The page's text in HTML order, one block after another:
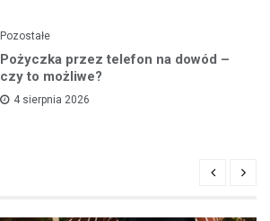
Pozostałe
Pożyczka przez telefon na dowód –
czy to możliwe?
4 sierpnia 2026